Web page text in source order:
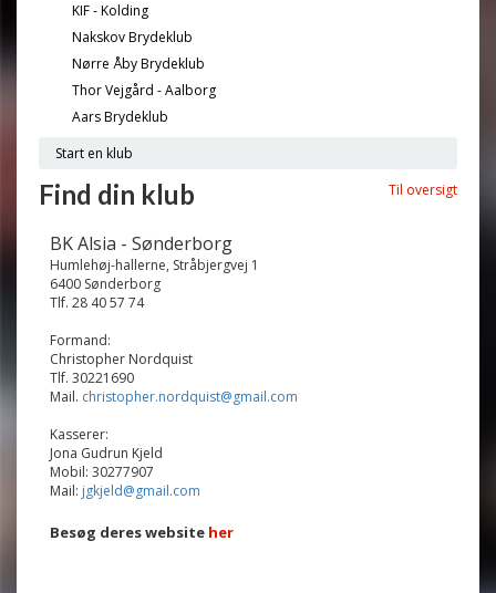
KIF - Kolding
Nakskov Brydeklub
Nørre Åby Brydeklub
Thor Vejgård - Aalborg
Aars Brydeklub
Start en klub
Find din klub Til oversigt
BK Alsia - Sønderborg
Humlehøj-hallerne, Stråbjergvej 1
6400 Sønderborg
Tlf. 28 40 57 74
Formand:
Christopher Nordquist
Tlf. 30221690
Mail. christopher.nordquist@gmail.com
Kasserer:
Jona Gudrun Kjeld
Mobil: 30277907
Mail: jgkjeld@gmail.com
Besøg deres website her